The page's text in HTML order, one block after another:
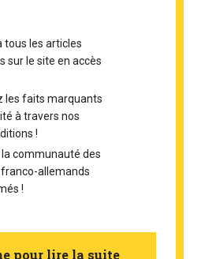
tous les articles
sur le site en accès
les faits marquants
à travers nos
!
la communauté des
allemands
!
pour lire la suite